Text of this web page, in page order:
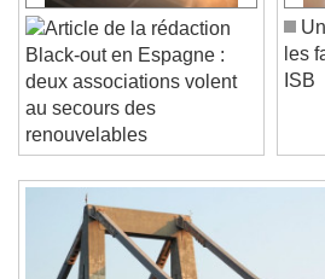
Unmute
Current Time0:00
/
Duration-:-
Loaded:
Stream Type
Remaining Time-0:00
1x
Playback Rate
Black-out en Espagne :
deux associations volent
au secours des
renouvelables
les